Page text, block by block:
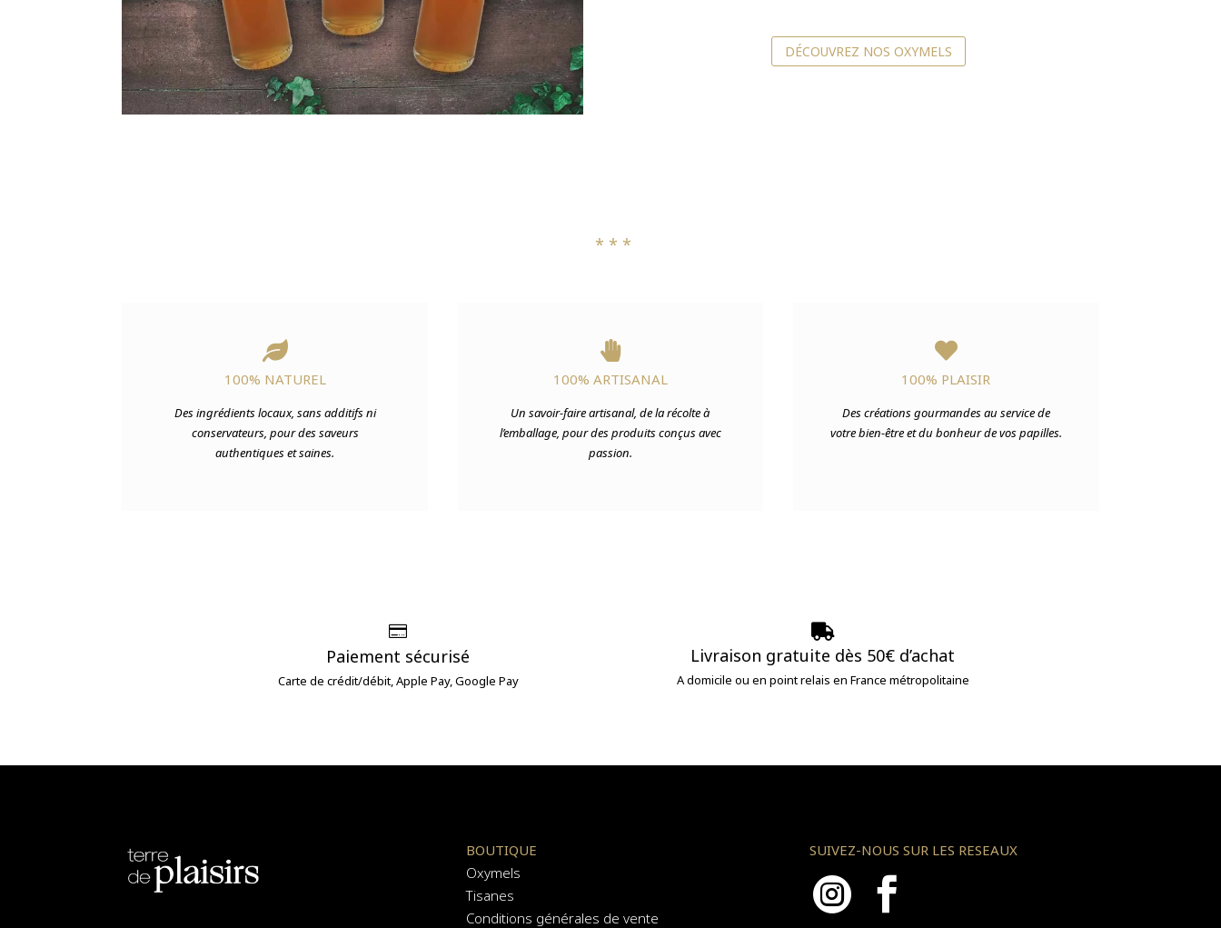
DÉCOUVREZ NOS OXYMELS
* * *

100% NATUREL
Des ingrédients locaux, sans additifs ni
conservateurs, pour des saveurs
authentiques et saines.

100% ARTISANAL
Un savoir-faire artisanal, de la récolte à
l’emballage, pour des produits conçus avec
passion.

100% PLAISIR
Des créations gourmandes au service de
votre bien-être et du bonheur de vos papilles.

Paiement sécurisé
Carte de crédit/débit, Apple Pay, Google Pay

Livraison gratuite dès 50€ d’achat
A domicile ou en point relais en France métropolitaine
BOUTIQUE
Oxymels
Tisanes
Conditions générales de vente
SUIVEZ-NOUS SUR LES RESEAUX
 